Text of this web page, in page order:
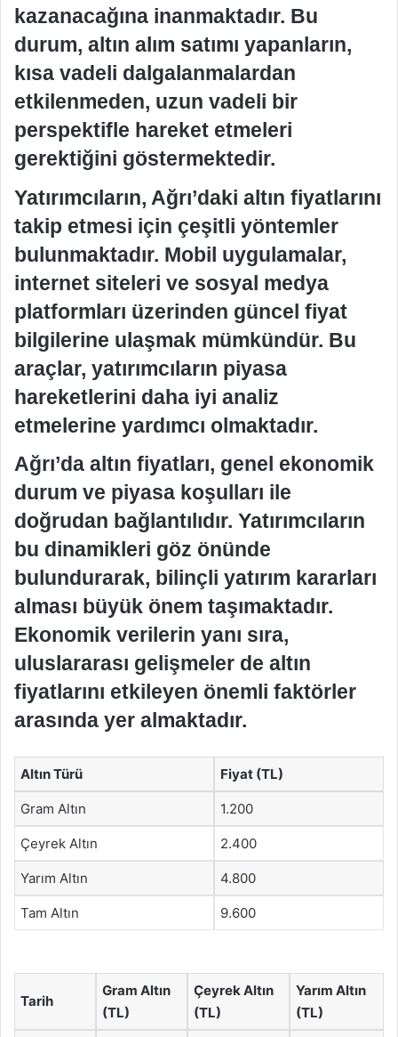
kazanacağına inanmaktadır. Bu
durum, altın alım satımı yapanların,
kısa vadeli dalgalanmalardan
etkilenmeden, uzun vadeli bir
perspektifle hareket etmeleri
gerektiğini göstermektedir.
Yatırımcıların, Ağrı’daki altın fiyatlarını
takip etmesi için çeşitli yöntemler
bulunmaktadır. Mobil uygulamalar,
internet siteleri ve sosyal medya
platformları üzerinden güncel fiyat
bilgilerine ulaşmak mümkündür. Bu
araçlar, yatırımcıların piyasa
hareketlerini daha iyi analiz
etmelerine yardımcı olmaktadır.
Ağrı’da altın fiyatları, genel ekonomik
durum ve piyasa koşulları ile
doğrudan bağlantılıdır. Yatırımcıların
bu dinamikleri göz önünde
bulundurarak, bilinçli yatırım kararları
alması büyük önem taşımaktadır.
Ekonomik verilerin yanı sıra,
uluslararası gelişmeler de altın
fiyatlarını etkileyen önemli faktörler
arasında yer almaktadır.
Altın Türü Fiyat (TL)
Gram Altın 1.200
Çeyrek Altın 2.400
Yarım Altın 4.800
Tam Altın 9.600
Tarih
Gram Altın
(TL)
Çeyrek Altın
(TL)
Yarım Altın
(TL)